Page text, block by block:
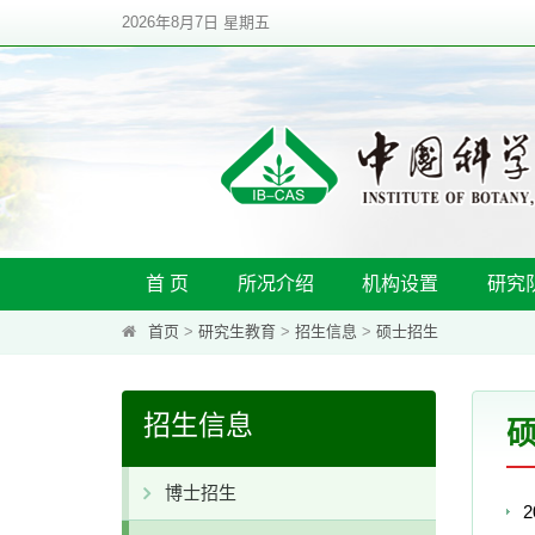
2026年8月7日 星期五
首 页 所况介绍 机构设置 研究
首页 > 研究生教育 > 招生信息 > 硕士招生
招生信息
博士招生